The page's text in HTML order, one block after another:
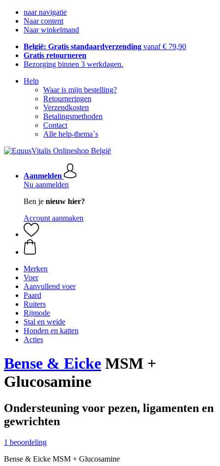
naar navigatie
Naar content
Naar winkelmand
België: Gratis standaardverzending vanaf € 79,90
Gratis retourneren
Bezorging binnen 3 werkdagen.
Help
Waar is mijn bestelling?
Retourneringen
Verzendkosten
Betalingsmethoden
Contact
Alle help-thema`s
Aanmelden
Nu aanmelden
Ben je nieuw hier?
Account aanmaken
Merken
Voer
Aanvullend voer
Paard
Ruiters
Rijmode
Stal en weide
Honden en katten
Acties
Bense & Eicke MSM +
Glucosamine
Ondersteuning voor pezen, ligamenten en
gewrichten
1 beoordeling
Bense & Eicke MSM + Glucosamine